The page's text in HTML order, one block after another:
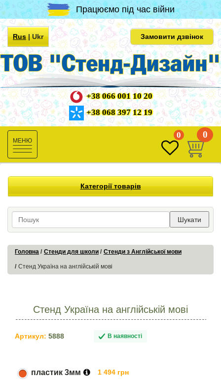
Працюємо під час війни
Rus|Ukr Замовити дзвінок
+38 066 001 10 20
+38 068 397 12 19
Toggle
navigation
0 0
Категорії товарів
Шукати
Головна Стенди для школи Стенди з Англійської мови
Стенд Україна на англійській мові
Стенд Україна на англійській мові
Артикул: 5888 В наявності
пластик 3мм 1 494 грн